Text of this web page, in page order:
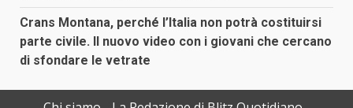
Crans Montana, perché l’Italia non potrà costituirsi
parte civile. Il nuovo video con i giovani che cercano
di sfondare le vetrate